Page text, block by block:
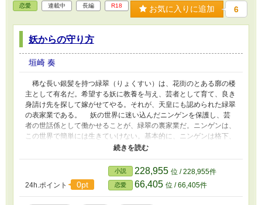
恋愛 連載中 長編 R18 お気に入りに追加 6
妖からの守り方
垣崎 奏
稀な長い銀髪を持つ緑翠（りょくすい）は、花街のとある廓の楼
主として有名だ。希望する妖に教養を与え、芸者として育て、良き
身請け先を探して嫁がせてやる。それが、天皇にも認められた緑翠
の表家業である。 妖の世界に迷い込んだニンゲンを保護し、芸
者の世話係として働かせることが、緑翠の裏家業だ。ニンゲンは、
この世界で簡単には生きていけない。基本的に、ニンゲンは格下、
奴隷と見なされ、妖力に当てられ気絶してしまえば、その身体に鬱
憤を吐き出され、処理される。 緑翠は、久々ニンゲンを見つけ
普段通り保護したのだが、その瞳が生き別れた姉と重なった。本来
であれば、芸者の世話係をさせる以外に選択肢はない。自らの興味
で世界を渡ってきた少女にそれをさせたくなかった緑翠は、ニンゲ
ンの少女に翠月（すいげつ）と名を与え、自らが暮らす宮に囲っ
24h.ポイント 0pt
小説 228,955 位 / 228,955件
恋愛 66,405 位 / 66,405件